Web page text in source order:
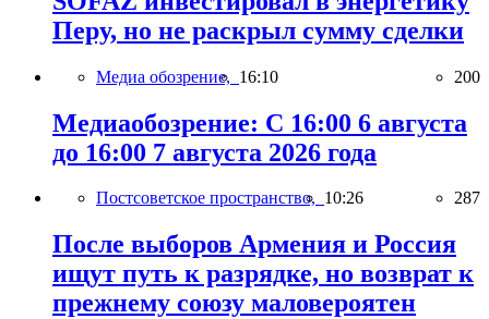
Перу, но не раскрыл сумму сделки
Медиа обозрение, 16:10 200
Медиаобозрение: С 16:00 6 августа
до 16:00 7 августа 2026 года
Постсоветское пространство, 10:26 287
После выборов Армения и Россия
ищут путь к разрядке, но возврат к
прежнему союзу маловероятен